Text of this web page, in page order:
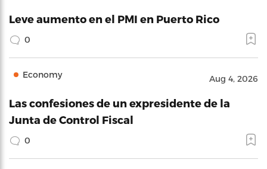
Leve aumento en el PMI en Puerto Rico
0
Economy Aug 4, 2026
Las confesiones de un expresidente de la
Junta de Control Fiscal
0